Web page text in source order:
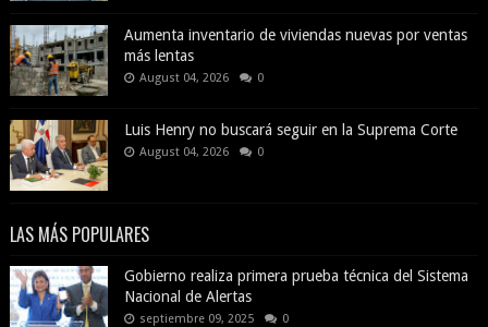
Aumenta inventario de viviendas nuevas por ventas
más lentas
August 04, 2026 0
Luis Henry no buscará seguir en la Suprema Corte
August 04, 2026 0
LAS MÁS POPULARES
Gobierno realiza primera prueba técnica del Sistema
Nacional de Alertas
septiembre 09, 2025 0